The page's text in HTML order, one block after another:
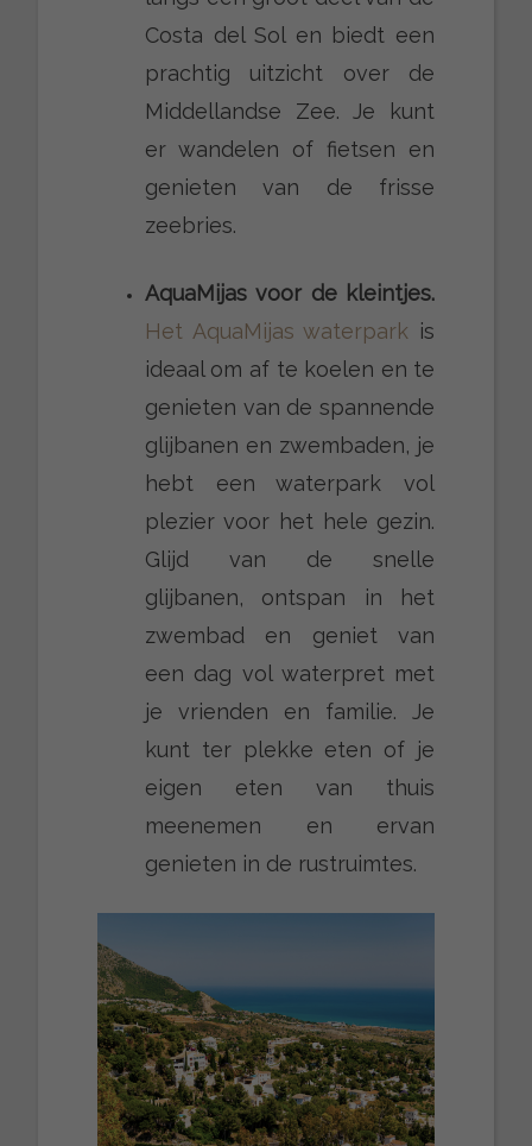
Costa del Sol en biedt een
prachtig uitzicht over de
Middellandse Zee. Je kunt
er wandelen of fietsen en
genieten van de frisse
zeebries.
AquaMijas voor de kleintjes.
Het AquaMijas waterpark is
ideaal om af te koelen en te
genieten van de spannende
glijbanen en zwembaden, je
hebt een waterpark vol
plezier voor het hele gezin.
Glijd van de snelle
glijbanen, ontspan in het
zwembad en geniet van
een dag vol waterpret met
je vrienden en familie. Je
kunt ter plekke eten of je
eigen eten van thuis
meenemen en ervan
genieten in de rustruimtes.